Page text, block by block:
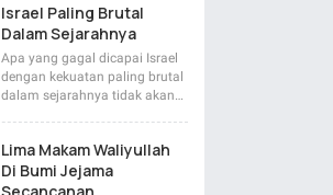
Israel Paling Brutal
Dalam Sejarahnya
Apa yang gagal dicapai Israel
dengan kekuatan paling brutal
dalam sejarahnya tidak akan…
Lima Makam Waliyullah
Di Bumi Jejama
Secancanan